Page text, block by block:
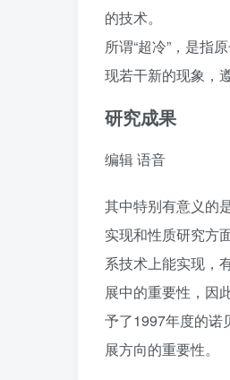
的技术。
所谓“超冷”，是指
现若干新的现象，
研究成果
编辑语音
其中特别有意义的
实现和性质研究方
系技术上能实现，
展中的重要性，因
予了1997年度的诺
展方向的重要性。